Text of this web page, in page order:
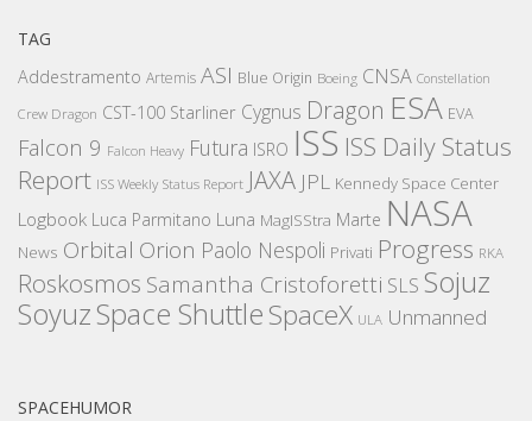
TAG
Addestramento Artemis ASI Blue Origin Boeing CNSA Constellation
Crew Dragon CST-100 Starliner Cygnus Dragon ESA EVA
Falcon 9 Falcon Heavy Futura ISRO ISS ISS Daily Status
Report ISS Weekly Status Report JAXA JPL Kennedy Space Center
Logbook Luca Parmitano Luna MagISStra Marte NASA
News Orbital Orion Paolo Nespoli Privati Progress RKA
Roskosmos Samantha Cristoforetti SLS Sojuz
SoyuzSpace ShuttleSpaceX ULA Unmanned
SPACEHUMOR